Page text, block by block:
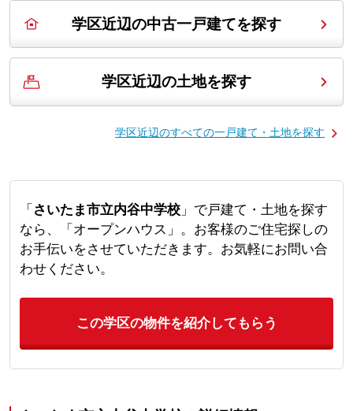
学区近辺の中古一戸建てを探す
学区近辺の土地を探す
学区近辺のすべての一戸建て・土地を探す
「 さいたま市立内谷中学校」で戸建て・土地を探す
なら、「オープンハウス」。お客様のご住宅探しの
お手伝いをさせていただきます。お気軽にお問い合
わせください。
この学区の物件を紹介してもらう